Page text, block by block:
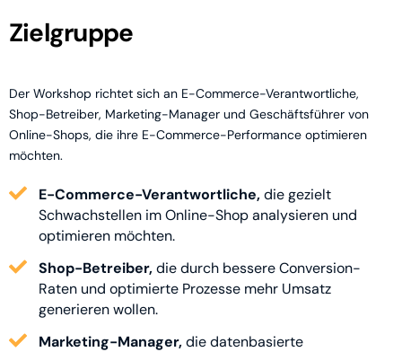
Zielgruppe
Der Workshop richtet sich an E-Commerce-Verantwortliche,
Shop-Betreiber, Marketing-Manager und Geschäftsführer von
Online-Shops, die ihre E-Commerce-Performance optimieren
möchten.
E-Commerce-Verantwortliche,die gezielt
Schwachstellen im Online-Shop analysieren und
optimieren möchten.
Shop-Betreiber,die durch bessere Conversion-
Raten und optimierte Prozesse mehr Umsatz
generieren wollen.
Marketing-Manager,die datenbasierte